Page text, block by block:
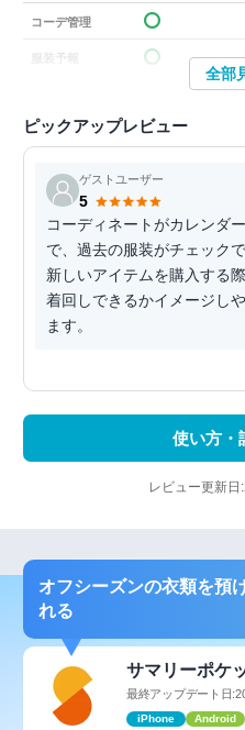
コーデ管理
服装予報
全部
ピックアップレビュー
ゲストユーザー
5
コーディネートがカレンダ
で、過去の服装がチェック
新しいアイテムを購入する
着回しできるかイメージし
ます。
使い方・
レビュー更新
オフシーズンの衣類を預
れる
サマリーポケ
最終アップデート日
iPhone Android